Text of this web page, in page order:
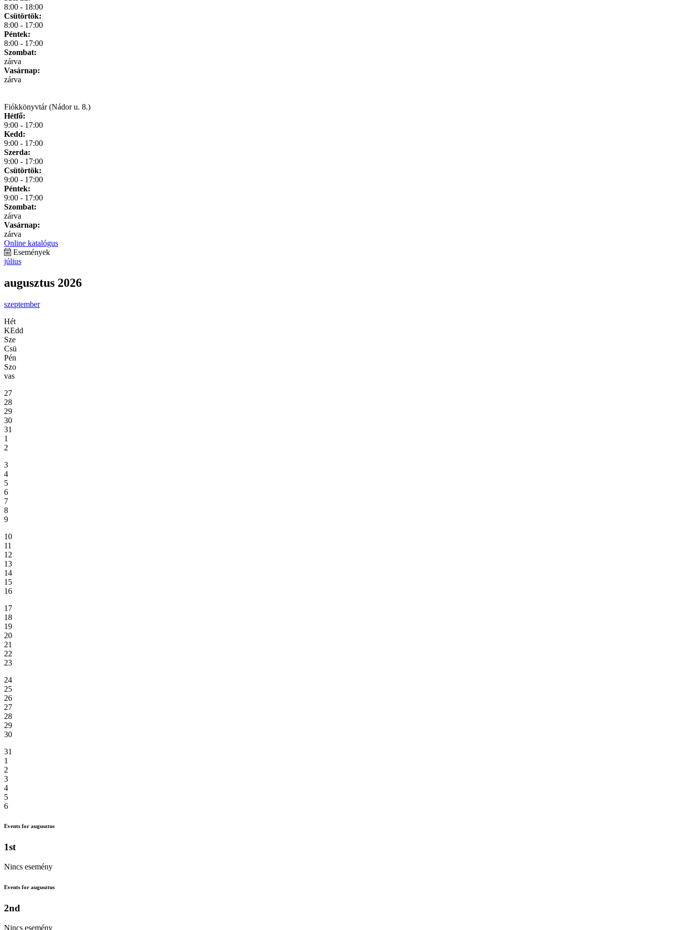
8:00 - 18:00
Csütörtök:
8:00 - 17:00
Péntek:
8:00 - 17:00
Szombat:
zárva
Vasárnap:
zárva
Fiókkönyvtár (Nádor u. 8.)
Hétfő:
9:00 - 17:00
Kedd:
9:00 - 17:00
Szerda:
9:00 - 17:00
Csütörtök:
9:00 - 17:00
Péntek:
9:00 - 17:00
Szombat:
zárva
Vasárnap:
zárva
Online katalógus
Események
július
augusztus 2026
szeptember
Hét
KEdd
Sze
Csü
Pén
Szo
vas
27
28
29
30
31
1
2
3
4
5
6
7
8
9
10
11
12
13
14
15
16
17
18
19
20
21
22
23
24
25
26
27
28
29
30
31
1
2
3
4
5
6
Events for augusztus
1st
Nincs esemény
Events for augusztus
2nd
Nincs esemény